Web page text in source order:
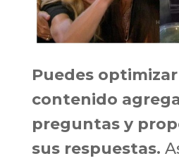
Puedes
contenido
preguntas y
sus respuestas.